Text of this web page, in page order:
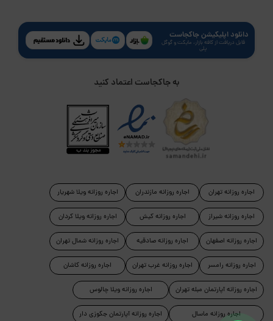
دانلود اپلیکیشن جاکجاست
قابل دریافت از کافه بازار، مایکت و گوگل
پلی
به جاکجاست اعتماد کنید
اجاره روزانه تهران
اجاره روزانه شیراز
اجاره روزانه اصفهان
اجاره روزانه رامسر
اجاره روزانه مازندران
اجاره روزانه کیش
اجاره روزانه صادقیه
اجاره روزانه غرب تهران
اجاره روزانه ویلا شهریار
اجاره روزانه ویلا کردان
اجاره روزانه شمال تهران
اجاره روزانه کاشان
اجاره روزانه آپارتمان مبله تهران
اجاره روزانه ماسال
اجاره روزانه ویلا چالوس
اجاره روزانه آپارتمان جکوزی دار